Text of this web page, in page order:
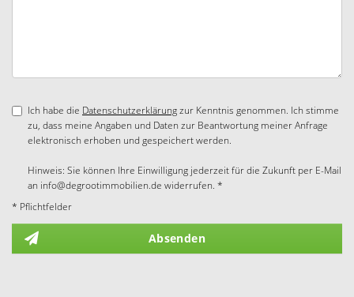
Ich habe die Datenschutzerklärungzur Kenntnis genommen. Ich stimme
zu, dass meine Angaben und Daten zur Beantwortung meiner Anfrage
elektronisch erhoben und gespeichert werden.
Hinweis: Sie können Ihre Einwilligung jederzeit für die Zukunft per E-Mail
an info@degrootimmobilien.de widerrufen. *
* Pflichtfelder
Absenden